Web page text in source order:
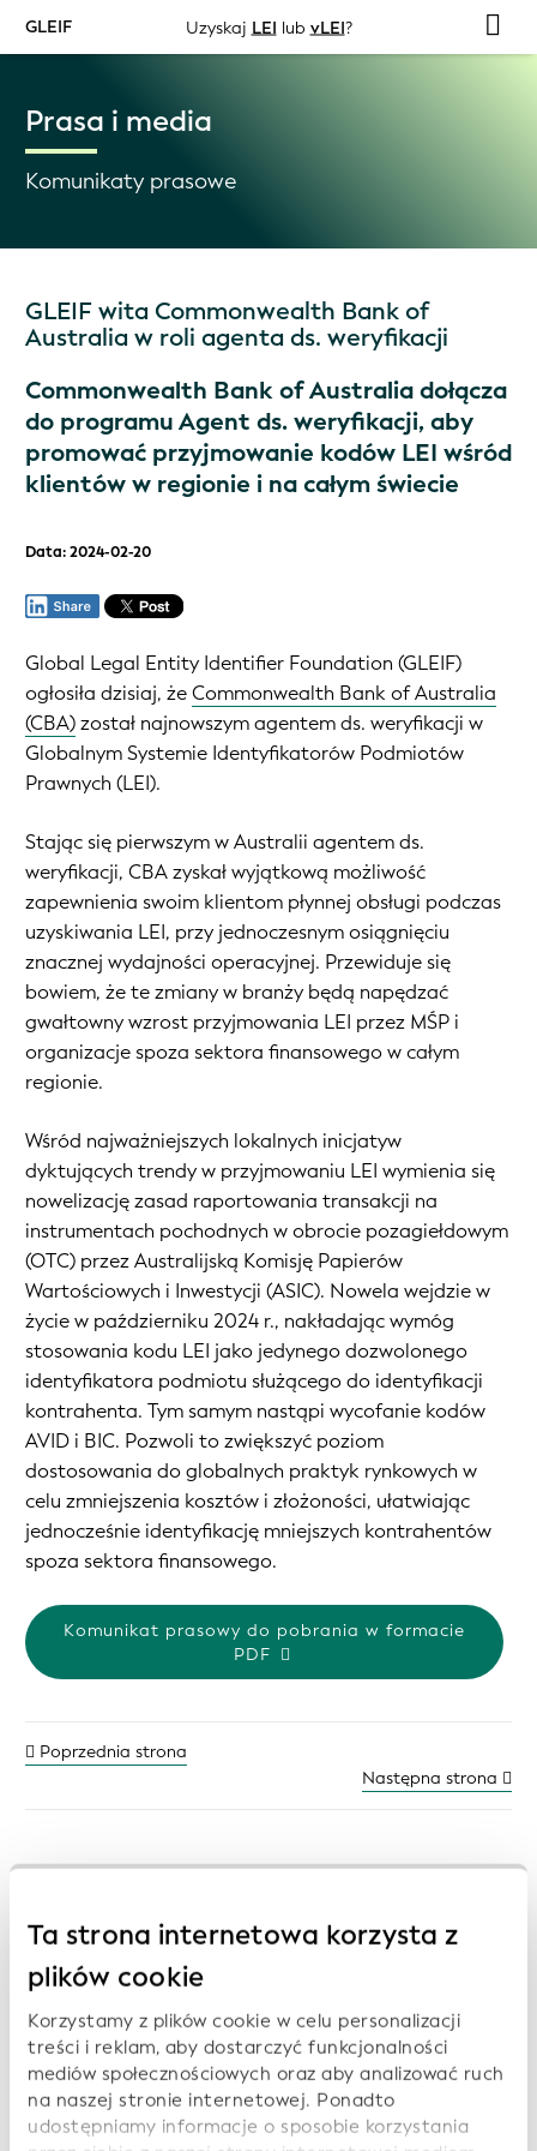
Ta strona internetowa korzysta z
plików cookie
Korzystamy z plików cookie w celu personalizacji
treści i reklam, aby dostarczyć funkcjonalności
mediów społecznościowych oraz aby analizować ruch
na naszej stronie internetowej. Ponadto
udostępniamy informacje o sposobie korzystania
GLEIF Uzyskaj LEI lub vLEI?
Prasa i media
Komunikaty prasowe
GLEIF wita Commonwealth Bank of
Australia w roli agenta ds. weryfikacji
Commonwealth Bank of Australia dołącza
do programu Agent ds. weryfikacji, aby
promować przyjmowanie kodów LEI wśród
klientów w regionie i na całym świecie
Data: 2024-02-20
Global Legal Entity Identifier Foundation (GLEIF)
ogłosiła dzisiaj, żeCommonwealth Bank of Australia
(CBA)został najnowszym agentem ds. weryfikacji w
Globalnym Systemie Identyfikatorów Podmiotów
Prawnych (LEI).
Stając się pierwszym w Australii agentem ds.
weryfikacji, CBA zyskał wyjątkową możliwość
zapewnienia swoim klientom płynnej obsługi podczas
uzyskiwania LEI, przy jednoczesnym osiągnięciu
znacznej wydajności operacyjnej. Przewiduje się
bowiem, że te zmiany w branży będą napędzać
gwałtowny wzrost przyjmowania LEI przez MŚP i
organizacje spoza sektora finansowego w całym
regionie.
Wśród najważniejszych lokalnych inicjatyw
dyktujących trendy w przyjmowaniu LEI wymienia się
nowelizację zasad raportowania transakcji na
instrumentach pochodnych w obrocie pozagiełdowym
(OTC) przez Australijską Komisję Papierów
Wartościowych i Inwestycji (ASIC). Nowela wejdzie w
życie w październiku 2024 r., nakładając wymóg
stosowania kodu LEI jako jedynego dozwolonego
identyfikatora podmiotu służącego do identyfikacji
kontrahenta. Tym samym nastąpi wycofanie kodów
AVID i BIC. Pozwoli to zwiększyć poziom
dostosowania do globalnych praktyk rynkowych w
celu zmniejszenia kosztów i złożoności, ułatwiając
jednocześnie identyfikację mniejszych kontrahentów
spoza sektora finansowego.
Komunikat prasowy do pobrania w formacie
PDF
Poprzednia strona
Następna strona
Wikirate International dołączają do
Globalnej Sieci Integracji Otwartych Danych
(GODIN) organizacji GLEIF w celu
promowania interoperacyjnych danych na
rzecz przejrzystości, zrównoważonego
rozwoju i zaufania cyfrowego